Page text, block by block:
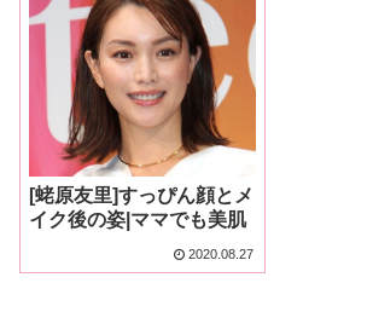
[蛯原友里]すっぴん顔とメ
イク後の姿|ママでも美肌
2020.08.27